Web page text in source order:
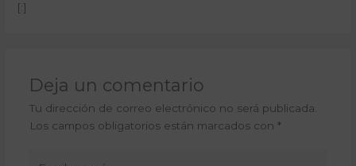
[:]
Deja un comentario
Tu dirección de correo electrónico no será publicada.
Los campos obligatorios están marcados con *